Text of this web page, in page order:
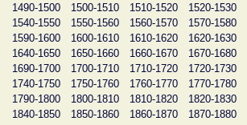
1490-1500
1500-1510 1510-1520 1520-1530
1540-1550
1550-1560 1560-1570 1570-1580
1590-1600
1600-1610 1610-1620 1620-1630
1640-1650
1650-1660 1660-1670 1670-1680
1690-1700
1700-1710 1710-1720 1720-1730
1740-1750
1750-1760 1760-1770 1770-1780
1790-1800
1800-1810 1810-1820 1820-1830
1840-1850
1850-1860 1860-1870 1870-1880